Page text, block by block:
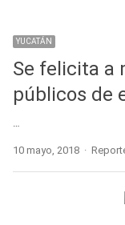
YUCATÁN
Se felicita a
públicos de
10 mayo, 2018 Author